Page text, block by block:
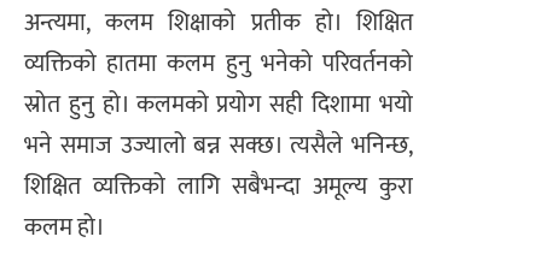
अन्त्यमा, कलम शिक्षाको प्रतीक हो। शिक्षित
व्यक्तिको हातमा कलम हुनु भनेको परिवर्तनको
स्रोत हुनु हो। कलमको प्रयोग सही दिशामा भयो
भने समाज उज्यालो बन्न सक्छ। त्यसैले भनिन्छ,
शिक्षित व्यक्तिको लागि सबैभन्दा अमूल्य कुरा
कलम हो।